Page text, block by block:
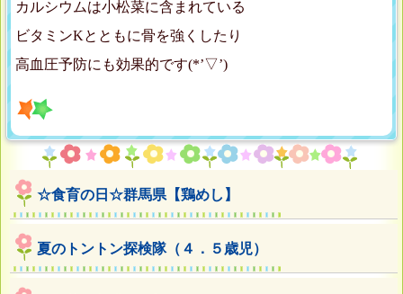
カルシウムは小松菜に含まれている
ビタミンKとともに骨を強くしたり
高血圧予防にも効果的です(*’▽’)
☆食育の日☆群馬県【鶏めし】
夏のトントン探検隊（４．５歳児）